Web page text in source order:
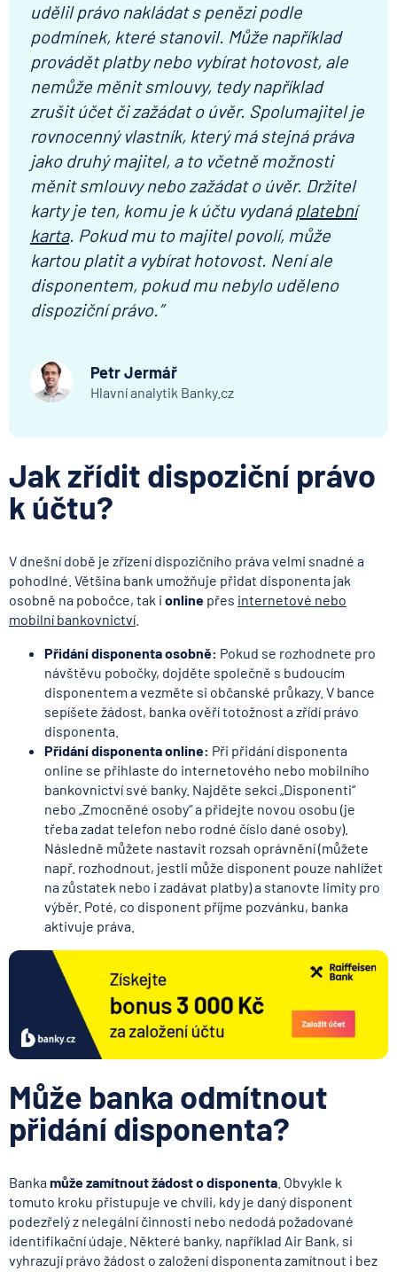
udělil právo nakládat s penězi podle
podmínek, které stanovil. Může například
provádět platby nebo vybírat hotovost, ale
nemůže měnit smlouvy, tedy například
zrušit účet či zažádat o úvěr. Spolumajitel je
rovnocenný vlastník, který má stejná práva
jako druhý majitel, a to včetně možnosti
měnit smlouvy nebo zažádat o úvěr. Držitel
karty je ten, komu je k účtu vydaná platební
karta. Pokud mu to majitel povolí, může
kartou platit a vybírat hotovost. Není ale
disponentem, pokud mu nebylo uděleno
dispoziční právo.”
Petr Jermář
Hlavní analytik Banky.cz
Jak zřídit dispoziční právo
k účtu?
V dnešní době je zřízení dispozičního práva velmi snadné a
pohodlné. Většina bank umožňuje přidat disponenta jak
osobně na pobočce, tak i online přes internetové nebo
mobilní bankovnictví
Přidání disponenta osobně: Pokud se rozhodnete pro
návštěvu pobočky, dojděte společně s budoucím
disponentem a vezměte si občanské průkazy. V bance
sepíšete žádost, banka ověří totožnost a zřídí právo
disponenta.
Přidání disponenta online: Při přidání disponenta
online se přihlaste do internetového nebo mobilního
bankovnictví své banky. Najděte sekci „Disponenti“
nebo „Zmocněné osoby“ a přidejte novou osobu (je
třeba zadat telefon nebo rodné číslo dané osoby).
Následně můžete nastavit rozsah oprávnění (můžete
např. rozhodnout, jestli může disponent pouze nahlížet
na zůstatek nebo i zadávat platby) a stanovte limity pro
výběr. Poté, co disponent příjme pozvánku, banka
aktivuje práva.
Může banka odmítnout
přidání disponenta?
Banka může zamítnout žádost o disponenta . Obvykle k
tomuto kroku přistupuje ve chvíli, kdy je daný disponent
podezřelý z nelegální činnosti nebo nedodá požadované
identifikační údaje. Některé banky, například Air Bank, si
vyhrazují právo žádost o založení disponenta zamítnout i bez